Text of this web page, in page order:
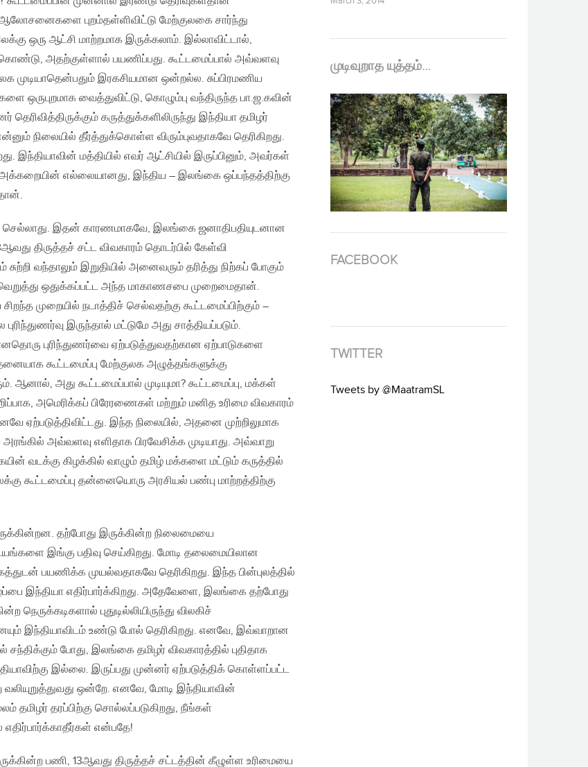
புறம்தள்ளிவிட்டு மேற்குலகை சார்ந்து
ஒரு ஆட்சி மாற்றமாக இருக்கலாம். இல்லாவிட்டால்,
கொண்டு, அதற்குள்ளால் பயணிப்பது. கூட்டமைப்பால் அவ்வளவு
முடியாதென்பதும் இரகசியமான ஒன்றல்ல. சுப்பிரமணிய
ஒருபுறமாக வைத்துவிட்டு, கொழும்பு வந்திருந்த பா.ஜ.கவின்
தெரிவித்திருக்கும் கருத்துக்களிலிருந்து இந்தியா தமிழர்
நிலையில் தீர்த்துக்கொள்ள விரும்புவதாகவே தெரிகிறது.
இந்தியாவின் மத்தியில் எவர் ஆட்சியில் இருப்பினும், அவர்கள்
எல்லையானது, இந்திய – இலங்கை ஒப்பந்தத்திற்கு
செல்லாது. இதன் காரணமாகவே, இலங்கை ஜனாதிபதியுடனான
திருத்தச் சட்ட விவகாரம் தொடர்பில் கேள்வி
சுற்றி வந்தாலும் இறுதியில் அனைவரும் தரித்து நிற்கப் போகும்
ஒதுக்கப்பட்ட அந்த மாகாணசபை முறைமைதான்.
முறையில் நடாத்திச் செல்வதற்கு கூட்டமைப்பிற்கும் –
இருந்தால் மட்டுமே அது சாத்தியப்படும்.
புரிந்துணர்வை ஏற்படுத்துவதற்கான ஏற்பாடுகளை
கூட்டமைப்பு மேற்குலக அழுத்தங்களுக்கு
ஆனால், அது கூட்டமைப்பால் முடியுமா? கூட்டமைப்பு, மக்கள்
அமெரிக்கப் பிரேரணைகள் மற்றும் மனித உரிமை விவகாரம்
ஏற்படுத்திவிட்டது. இந்த நிலையில், அதனை முற்றிலுமாக
அரங்கில் அவ்வளவு எளிதாக பிரவேசிக்க முடியாது. அவ்வாறு
வடக்கு கிழக்கில் வாழும் தமிழ் மக்களை மட்டும் கருத்தில்
கூட்டமைப்பு தன்னையொரு அரசியல் பண்பு மாற்றத்திற்கு
தற்போது இருக்கின்ற நிலைமையை
இங்கு பதிவு செய்கிறது. மோடி தலைமையிலான
பயணிக்க முயல்வதாகவே தெரிகிறது. இந்த பின்புலத்தில்
இந்தியா எதிர்பார்க்கிறது. அதேவேளை, இலங்கை தற்போது
நெருக்கடிகளால் புதுடில்லியிருந்து விலகிச்
இந்தியாவிடம் உண்டு போல் தெரிகிறது. எனவே, இவ்வாறான
போது, இலங்கை தமிழர் விவகாரத்தில் புதிதாக
இல்லை. இருப்பது முன்னர் ஏற்படுத்திக் கொள்ளப்பட்ட
வலியுறுத்துவது ஒன்றே. எனவே, மோடி இந்தியாவின்
தமிழர் தரப்பிற்கு சொல்லப்படுகிறது, நீங்கள்
எதிர்பார்க்காதீர்கள் என்பதே!
பணி, 13ஆவது திருத்தச் சட்டத்தின் கீழுள்ள உரிமையை
முடிவுறாத யுத்தம்…
FACEBOOK
TWITTER
Tweets by @MaatramSL